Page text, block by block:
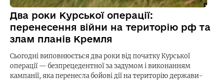
Два роки Курської операції:
перенесення війни на територію рф та
злам планів Кремля
Сьогодні виповнюється два роки від початку Курської
операції — безпрецедентної за задумом і виконанням
кампанії, яка перенесла бойові дії на територію держави-